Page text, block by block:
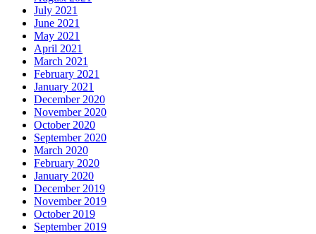
July 2021
June 2021
May 2021
April 2021
March 2021
February 2021
January 2021
December 2020
November 2020
October 2020
September 2020
March 2020
February 2020
January 2020
December 2019
November 2019
October 2019
September 2019